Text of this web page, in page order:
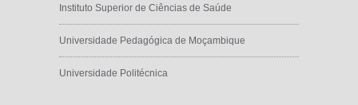
Instituto Superior de Ciências de Saúde
Universidade Pedagógica de Moçambique
Universidade Politécnica